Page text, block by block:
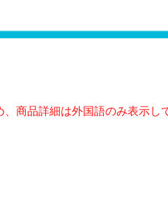
商品詳細は外国語のみ表示し